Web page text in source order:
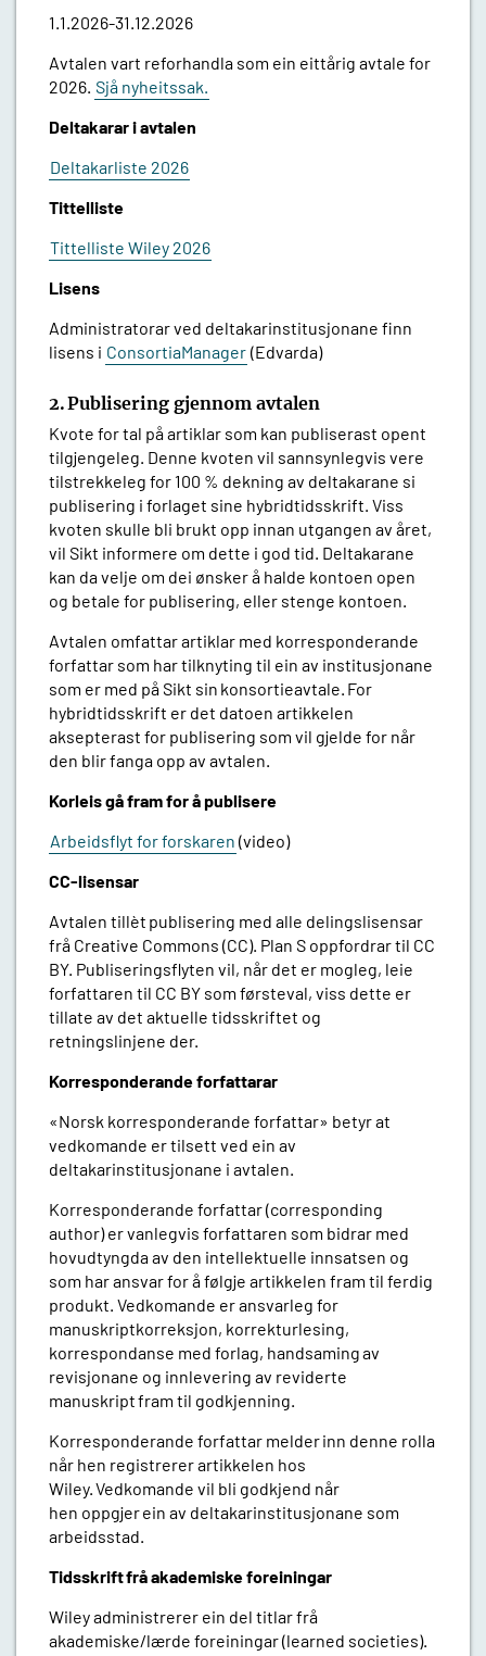
1.1.2026-31.12.2026
Avtalen vart reforhandla som ein eittårig avtale for
2026. Sjå nyheitssak.
Deltakarar i avtalen
Deltakarliste 2026
Tittelliste
Tittelliste Wiley 2026
Lisens
Administratorar ved deltakarinstitusjonane finn
lisens i ConsortiaManager (Edvarda)
2. Publisering gjennom avtalen
Kvote for tal på artiklar som kan publiserast opent
tilgjengeleg. Denne kvoten vil sannsynlegvis vere
tilstrekkeleg for 100 % dekning av deltakarane si
publisering i forlaget sine hybridtidsskrift. Viss
kvoten skulle bli brukt opp innan utgangen av året,
vil Sikt informere om dette i god tid. Deltakarane
kan da velje om dei ønsker å halde kontoen open
og betale for publisering, eller stenge kontoen.
Avtalen omfattar artiklar med korresponderande
forfattar som har tilknyting til ein av institusjonane
som er med på Sikt sin konsortieavtale. For
hybridtidsskrift er det datoen artikkelen
aksepterast for publisering som vil gjelde for når
den blir fanga opp av avtalen.
Korleis gå fram for å publisere
Arbeidsflyt for forskaren (video)
CC-lisensar
Avtalen tillèt publisering med alle delingslisensar
frå Creative Commons (CC). Plan S oppfordrar til CC
BY. Publiseringsflyten vil, når det er mogleg, leie
forfattaren til CC BY som førsteval, viss dette er
tillate av det aktuelle tidsskriftet og
retningslinjene der.
Korresponderandeforfattarar
«Norsk korresponderande forfattar» betyr at
vedkomande er tilsett ved ein av
deltakarinstitusjonane i avtalen.
Korresponderande forfattar (corresponding
author) er vanlegvis forfattaren som bidrar med
hovudtyngda av den intellektuelle innsatsen og
som har ansvar for å følgje artikkelen fram til ferdig
produkt. Vedkomande er ansvarleg for
manuskriptkorreksjon, korrekturlesing,
korrespondanse med forlag, handsamingav
revisjonane og innlevering av reviderte
manuskriptfram til godkjenning.
Korresponderande forfattar melderinn denne rolla
når hen registrerer artikkelen hos
Wiley.Vedkomande vil bli godkjend når
hen oppgjerein av deltakarinstitusjonane som
arbeidsstad.
Tidsskriftfrå akademiske foreiningar
Wiley administrerer ein del titlar frå
akademiske/lærde foreiningar (learned societies).